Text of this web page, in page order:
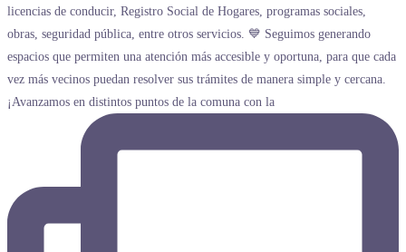
¡Avanzamos en distintos puntos de la comuna con la